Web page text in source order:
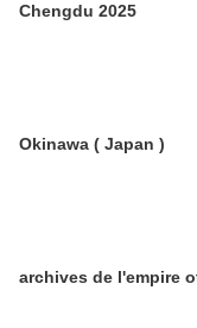
Chengdu 2025
Okinawa ( Japan )
archives de l'empire